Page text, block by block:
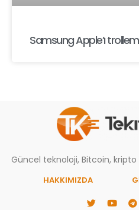
Samsung Apple’ı
Güncel teknoloji, Bitcoin,
HAKKIMIZDA